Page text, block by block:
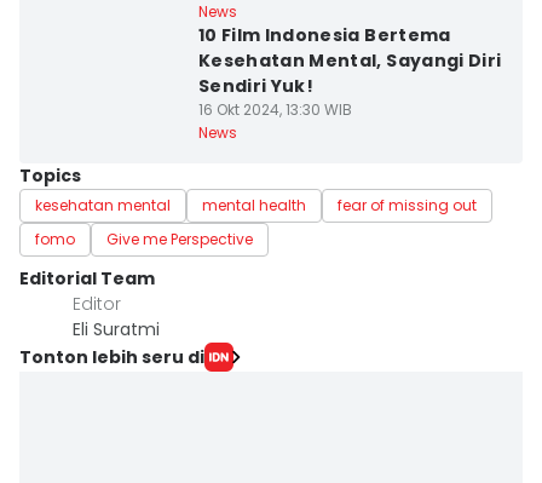
News
10 Film Indonesia Bertema
Kesehatan Mental, Sayangi Diri
Sendiri Yuk!
16 Okt 2024, 13:30 WIB
News
Topics
kesehatan mental mental health
fear of missing out
fomo
Give me Perspective
Editorial Team
Editor
Eli Suratmi
Tonton lebih seru di